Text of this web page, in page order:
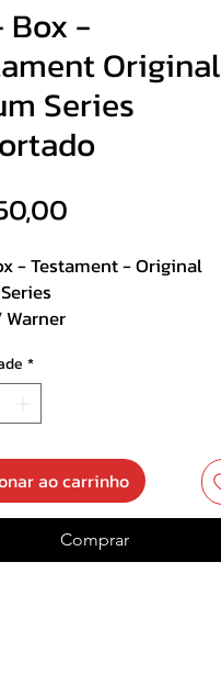
Box -
Original
Series
- Testament - Original
Practice What You
Souls Of Black e The Ritual
The Wall
Offerings
*
ao carrinho
Comprar